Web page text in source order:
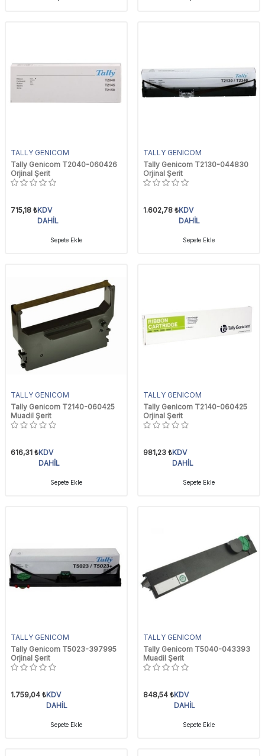
TALLY GENICOM
Tally Genicom T2040-060426
Orjinal Şerit
715,18 ₺KDV
DAHİL
Sepete Ekle
TALLY GENICOM
Tally Genicom T2130-044830
Orjinal Şerit
1.602,78 ₺KDV
DAHİL
Sepete Ekle
TALLY GENICOM
Tally Genicom T2140-060425
Muadil Şerit
616,31 ₺KDV
DAHİL
Sepete Ekle
TALLY GENICOM
Tally Genicom T2140-060425
Orjinal Şerit
981,23 ₺KDV
DAHİL
Sepete Ekle
TALLY GENICOM
Tally Genicom T5023-397995
Orjinal Şerit
1.759,04 ₺KDV
DAHİL
Sepete Ekle
TALLY GENICOM
Tally Genicom T5040-043393
Muadil Şerit
848,54 ₺KDV
DAHİL
Sepete Ekle